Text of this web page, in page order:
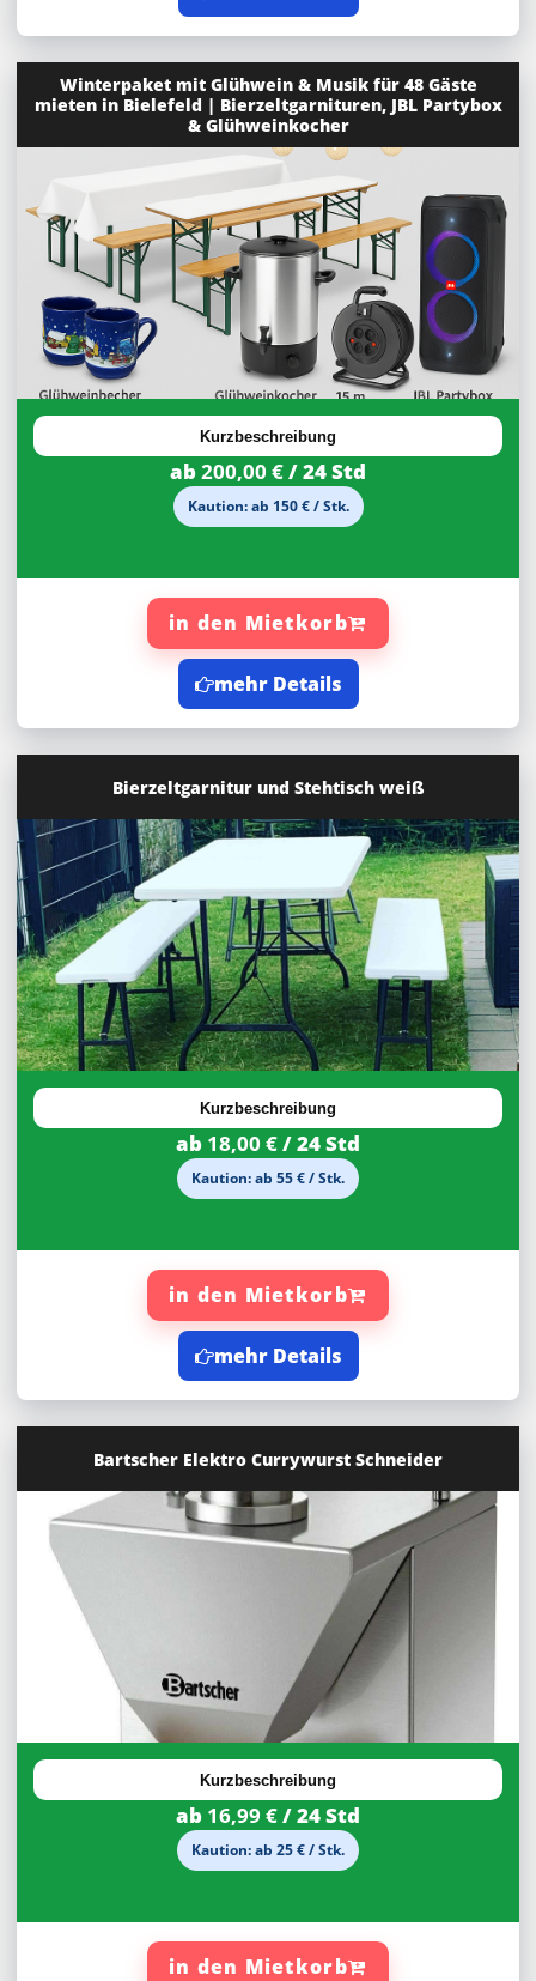
Winterpaket mit Glühwein & Musik für 48 Gäste
mieten in Bielefeld | Bierzeltgarnituren, JBL Partybox
& Glühweinkocher
Kurzbeschreibung
ab200,00 €/ 24 Std
Kaution: ab 150 € / Stk.
in den Mietkorb
mehr Details
Bierzeltgarnitur und Stehtisch weiß
27,92%
Rabatt Kurzbeschreibung
ab 18,00 €/ 24 Std
Kaution: ab 55 € / Stk.
in den Mietkorb
mehr Details
Bartscher Elektro Currywurst Schneider
30%
Rabatt Kurzbeschreibung
ab 16,99 €/ 24 Std
Kaution: ab 25 € / Stk.
in den Mietkorb